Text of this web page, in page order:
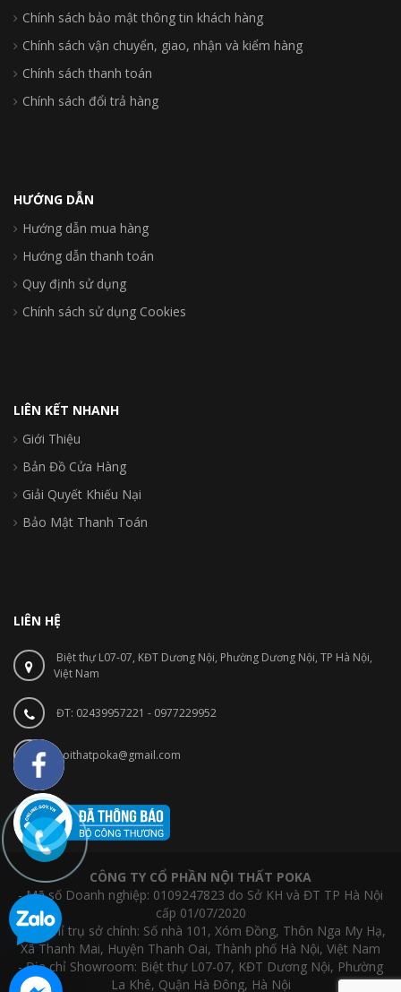
Chính sách bảo mật thông tin khách hàng
Chính sách vận chuyển, giao, nhận và kiểm hàng
Chính sách thanh toán
Chính sách đổi trả hàng
HƯỚNG DẪN
Hướng dẫn mua hàng
Hướng dẫn thanh toán
Quy định sử dụng
Chính sách sử dụng Cookies
LIÊN KẾT NHANH
Giới Thiệu
Bản Đồ Cửa Hàng
Giải Quyết Khiếu Nại
Bảo Mật Thanh Toán
LIÊN HỆ
Biệt thự L07-07, KĐT Dương Nội, Phường Dương Nội, TP Hà Nội,
Việt Nam
ĐT: 02439957221 - 0977229952
noithatpoka@gmail.com
CÔNG TY CỔ PHẦN NỘI THẤT POKA
- Mã số Doanh nghiệp: 0109247823 do Sở KH và ĐT TP Hà Nội
cấp 01/07/2020
- Địa chỉ trụ sở chính: Số nhà 101, Xóm Đồng, Thôn Nga My Hạ,
Xã Thanh Mai, Huyện Thanh Oai, Thành phố Hà Nội, Việt Nam
- Địa chỉ Showroom: Biệt thự L07-07, KĐT Dương Nội, Phường
La Khê, Quận Hà Đông, Hà Nội